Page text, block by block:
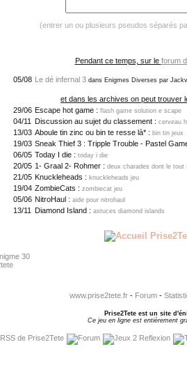
(entrer un ou plusieurs pseudos séparés
Pendant ce temps, sur le forum
05/08 Le dé infernal 3 dans Enigmes Diverses par
et dans les archives on peut trouver
29/06 Escape hot game : flash game solution e scape
04/11 Discussion au sujet du classement : cerveau
13/03 Aboule tin zinc ou bin te resse là* : bin tin jeux
19/03 Sneak Thief 3 : Tripple Trouble - Pastel
06/05 Today I die : today i die
20/05 1- Graal 2- Rohmer : deux charades dont le tout
21/05 Knuckleheads : knuckleheads jeu
19/04 ZombieCats : zombiecat jeu
05/06 NitroHaul : aide pour nitrohaul
13/11 Diamond Island : astuces diamond islands
30
www.prise2tete.fr- Forum-
Prise2Tete est un site
Ce jeu en ligne est entièrement